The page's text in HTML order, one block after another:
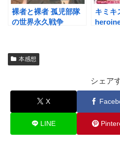
裸者と裸者 孤児部隊
の世界永久戦争
キミキ
本感想
シェア
X
LINE